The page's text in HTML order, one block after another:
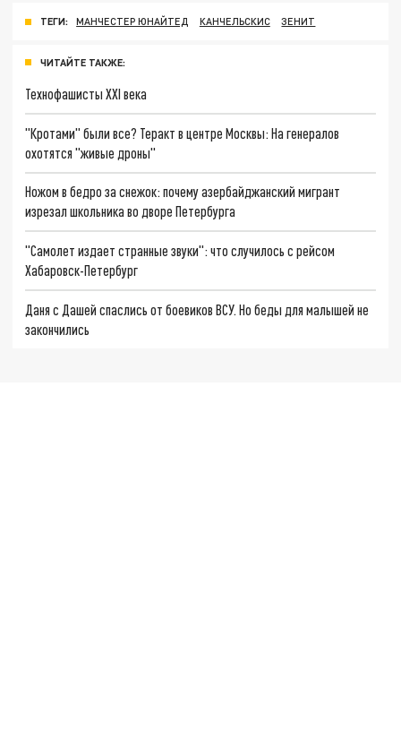
ТЕГИ: МАНЧЕСТЕР ЮНАЙТЕД КАНЧЕЛЬСКИС ЗЕНИТ
ЧИТАЙТЕ ТАКЖЕ:
Технофашисты XXI века
"Кротами" были все? Теракт в центре Москвы: На генералов
охотятся "живые дроны"
Ножом в бедро за снежок: почему азербайджанский мигрант
изрезал школьника во дворе Петербурга
"Самолет издает странные звуки": что случилось с рейсом
Хабаровск-Петербург
Даня с Дашей спаслись от боевиков ВСУ. Но беды для малышей не
закончились